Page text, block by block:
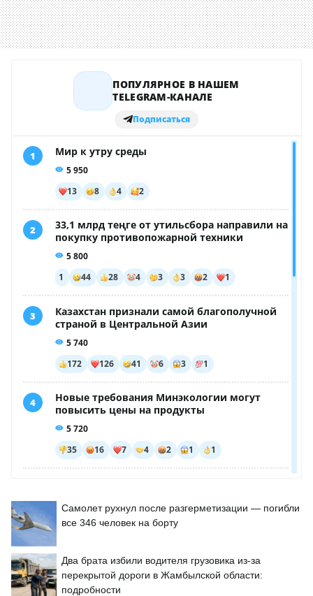
Самолет рухнул после разгерметизации — погибли
все 346 человек на борту
Два брата избили водителя грузовика из-за
перекрытой дороги в Жамбылской области:
подробности